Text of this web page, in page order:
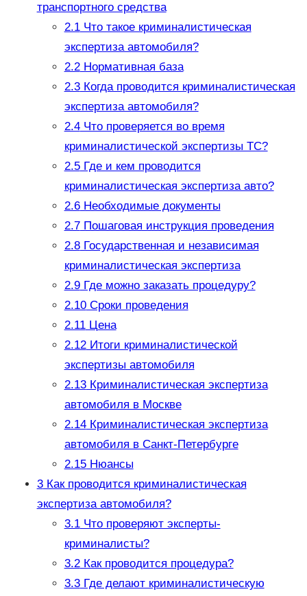
транспортного средства
2.1Что такое криминалистическая
экспертиза автомобиля?
2.2Нормативная база
2.3Когда проводится криминалистическая
экспертиза автомобиля?
2.4Что проверяется во время
криминалистической экспертизы ТС?
2.5Где и кем проводится
криминалистическая экспертиза авто?
2.6Необходимые документы
2.7Пошаговая инструкция проведения
2.8Государственная и независимая
криминалистическая экспертиза
2.9Где можно заказать процедуру?
2.10Сроки проведения
2.11Цена
2.12Итоги криминалистической
экспертизы автомобиля
2.13Криминалистическая экспертиза
автомобиля в Москве
2.14Криминалистическая экспертиза
автомобиля в Санкт-Петербурге
2.15Нюансы
3Как проводится криминалистическая
экспертиза автомобиля?
3.1Что проверяют эксперты-
криминалисты?
3.2Как проводится процедура?
3.3Где делают криминалистическую